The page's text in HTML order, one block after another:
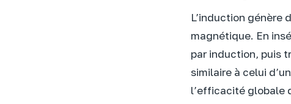
L’induction génère
magnétique. En
par induction, puis
similaire à celui
l’efficacité globale